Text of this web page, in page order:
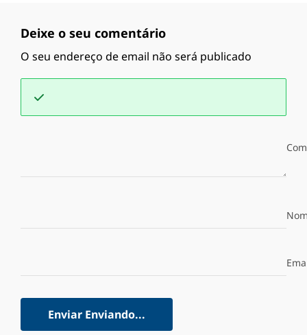
Deixe o seu comentário
O seu endereço de email não será publicado
Enviar Enviando...